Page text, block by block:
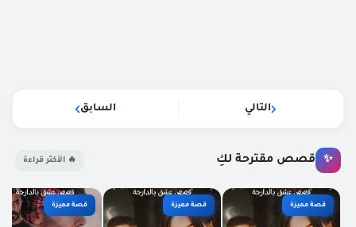
التالي السابق
✨ قصص مقترحة لكِ 🔥 الأكثر قراءة
قصة مميزة قصة مميزة قصة مميزة